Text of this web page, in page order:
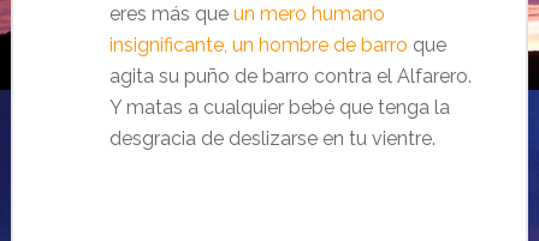
eres más que un mero humano
insignificante, un hombre de barro que
agita su puño de barro contra el Alfarero.
Y matas a cualquier bebé que tenga la
desgracia de deslizarse en tu vientre.